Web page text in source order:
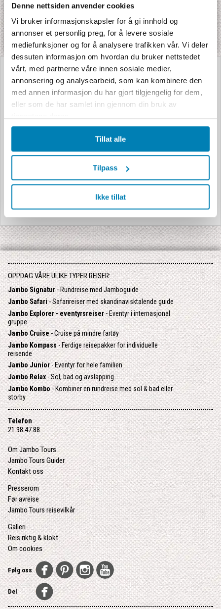
Denne nettsiden anvender cookies
Vi bruker informasjonskapsler for å gi innhold og
annonser et personlig preg, for å levere sosiale
mediefunksjoner og for å analysere trafikken vår. Vi deler
dessuten informasjon om hvordan du bruker nettstedet
vårt, med partnerne våre innen sosiale medier,
annonsering og analysearbeid, som kan kombinere den
med annen informasjon du har gjort tilgjengelig for dem,
eller som de har samlet inn gjennom din bruk av
Tillat alle
Tilpass
Ikke tillat
Safari Lodge - tilleggspakke
Elven Chobe i nordlige Botswana er livsnerven i området, og trekker til seg
store elefant- og bøffelhjorder, giraffer, antiloper, rovdyr som løver og
leoparder og en mengde ...
OPPDAG VÅRE ULIKE TYPER REISER:
Jambo Signatur- Rundreise med Jamboguide
Jambo Safari- Safarireiser med skandinavisktalende guide
Jambo Explorer - eventyrsreiser- Eventyr i internasjonal
gruppe
Jambo Cruise- Cruise på mindre fartøy
Jambo Kompass- Ferdige reisepakker for individuelle
reisende
Jambo Junior- Eventyr for hele familien
Jambo Relax- Sol, bad og avslapping
Jambo Kombo- Kombiner en rundreise med sol & bad eller
storby
Telefon
21 98 47 88
Om Jambo Tours
Jambo Tours Guider
Kontakt oss
Presserom
Før avreise
Jambo Tours reisevilkår
Galleri
Reis riktig & klokt
Om cookies
Følg oss
Del